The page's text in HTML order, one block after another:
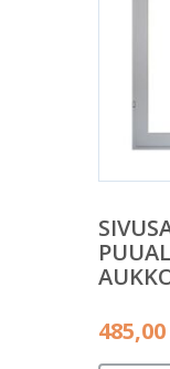
485,00